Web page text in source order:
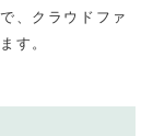
、クラウドファ
す。